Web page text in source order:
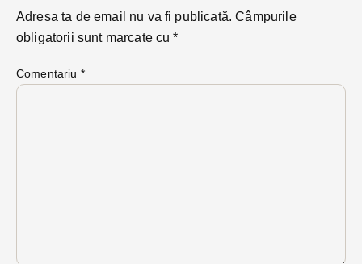
Adresa ta de email nu va fi publicată. Câmpurile
obligatorii sunt marcate cu*
Comentariu *